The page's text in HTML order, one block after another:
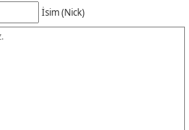
İsim (Nick)